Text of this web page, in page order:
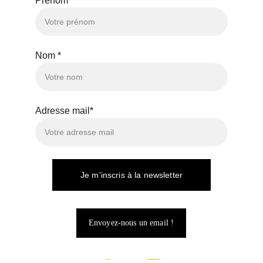
Envoyez-nous un email !
Nom *
Adresse mail*
Je m'inscris à la newsletter